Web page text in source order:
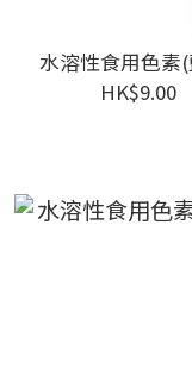
水溶性食用色素
HK$9.00